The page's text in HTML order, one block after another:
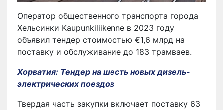
Оператор общественного транспорта города
Хельсинки Kaupunkiliikenne в 2023 году
объявил тендер стоимостью €1,6 млрд на
поставку и обслуживание до 183 трамваев.
Хорватия: Тендер на шесть новых дизель-
электрических поездов
Твердая часть закупки включает поставку 63